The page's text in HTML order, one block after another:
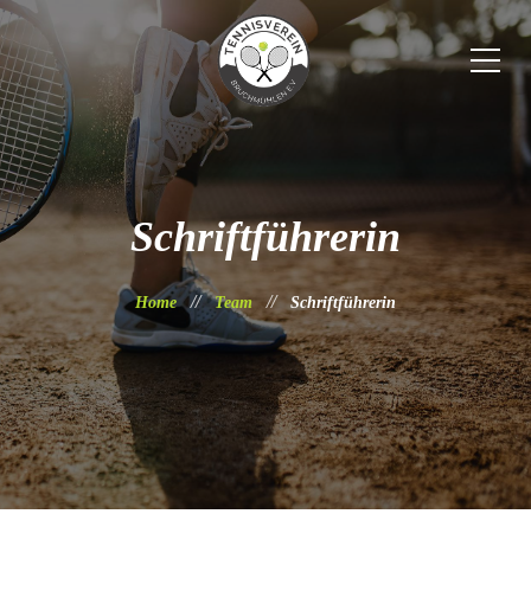
Schriftführerin
Home Team Schriftführerin